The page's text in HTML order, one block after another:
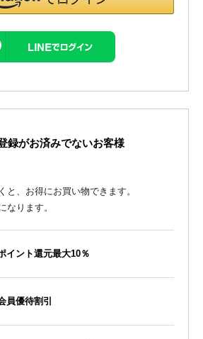
録がお済みでないお客様
と、お得にお買い物できます。
なります。
イント還元最大10％
員優待割引